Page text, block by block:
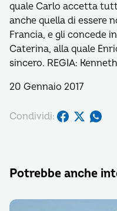
quale Carlo accetta
anche quella di essere
Francia, e gli concede
Caterina, alla quale
sincero. REGIA:
20 Gennaio 2017
Condividi:
Potrebbe anche